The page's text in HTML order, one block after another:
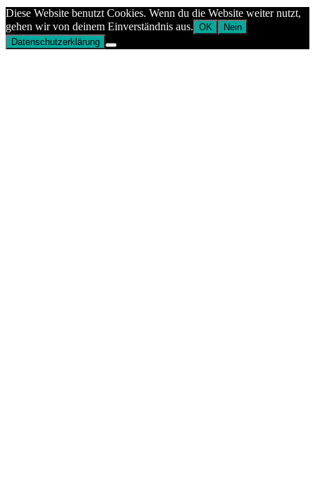
Diese Website benutzt Cookies. Wenn du die Website weiter nutzt,
gehen wir von deinem Einverständnis aus. OK
Nein
Datenschutzerklärung